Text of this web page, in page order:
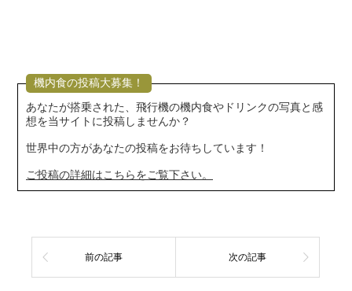
機内食の投稿大募集！
あなたが搭乗された、飛行機の機内食やドリンクの写真と感
想を当サイトに投稿しませんか？
世界中の方があなたの投稿をお待ちしています！
ご投稿の詳細はこちらをご覧下さい。
前の記事 次の記事